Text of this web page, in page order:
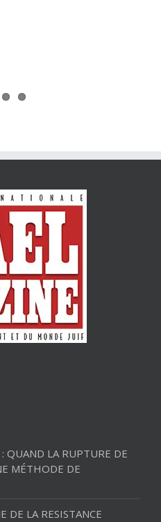
QUAND LA RUPTURE DE
MÉTHODE DE
DE LA RESISTANCE